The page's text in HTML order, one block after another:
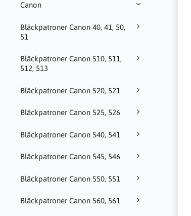
Canon
Bläckpatroner Canon 40, 41, 50,
51
Bläckpatroner Canon 510, 511,
512, 513
Bläckpatroner Canon 520, 521
Bläckpatroner Canon 525, 526
Bläckpatroner Canon 540, 541
Bläckpatroner Canon 545, 546
Bläckpatroner Canon 550, 551
Bläckpatroner Canon 560, 561